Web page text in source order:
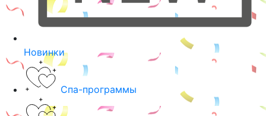
Новинки
Спа-программы